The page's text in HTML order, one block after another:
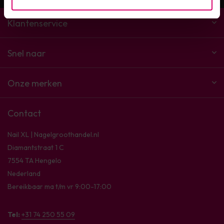
Klantenservice
Snel naar
Onze merken
Contact
Nail XL | Nagelgroothandel.nl
Diamantstraat 1 C
7554 TA Hengelo
Nederland
Bereikbaar ma t/m vr 9:00-17:00
Tel: +31 74 250 55 09